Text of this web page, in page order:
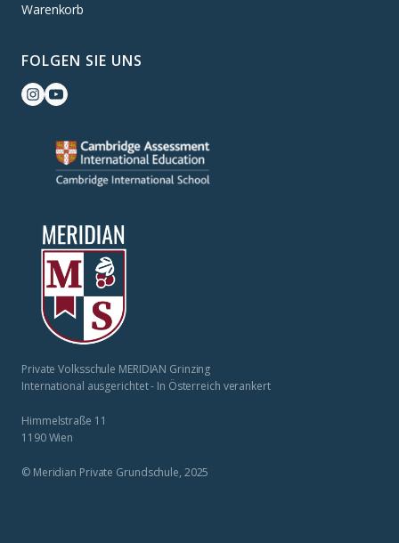
Warenkorb
FOLGEN SIE UNS
Private Volksschule MERIDIAN Grinzing
International ausgerichtet - In Österreich verankert
Himmelstraße 11
1190 Wien
© Meridian Private Grundschule, 2025